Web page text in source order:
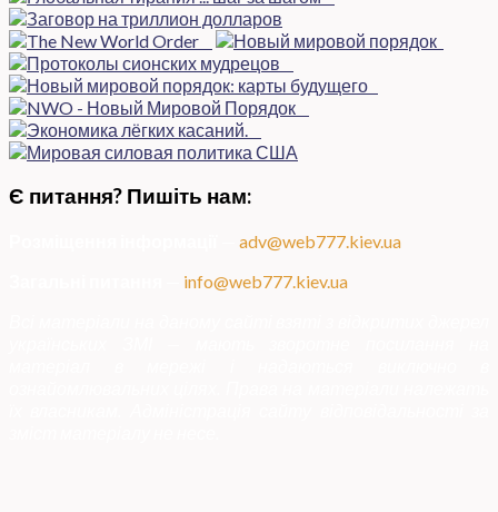
Є питання? Пишіть нам:
adv@web777.kiev.ua
info@web777.kiev.ua